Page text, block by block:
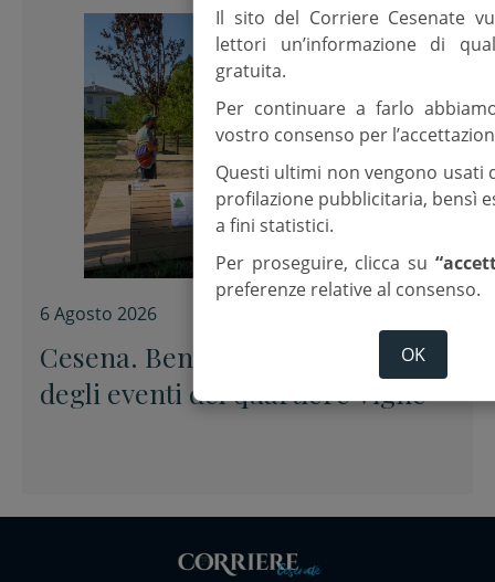
6 Agosto 2026
Cesena. Benessere, il calendario
degli eventi del quartiere Vigne
Il sito del Corriere Cesenate
lettori un’informazione di
gratuita.
Per continuare a farlo
vostro consenso per
Questi ultimi non vengono usati
profilazione pubblicitaria, bensì
a fini statistici.
Per proseguire, clicca su
preferenze relative al consenso.
OK